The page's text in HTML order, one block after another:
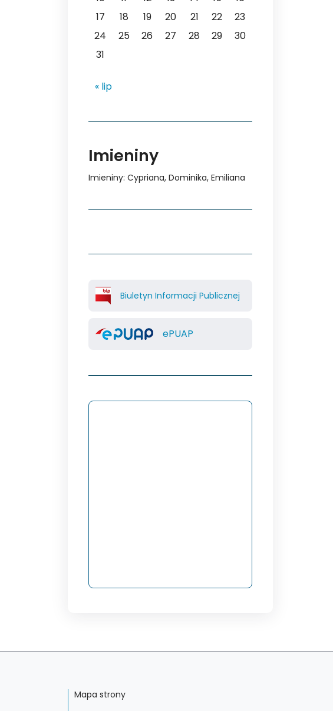
17
18 19 20 21 22
23
24
25 26 27 28 29
30
31
« lip
Imieniny
Imieniny: Cypriana, Dominika, Emiliana
Biuletyn Informacji Publicznej
ePUAP
Mapa strony